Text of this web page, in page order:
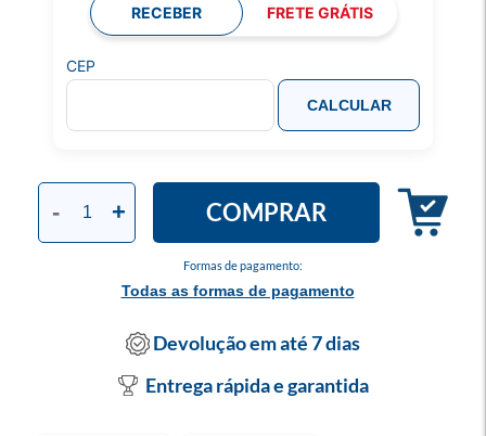
Formas de pagamento:
Todas as formas de pagamento
- + COMPRAR
RECEBER FRETE GRÁTIS
CEP
CALCULAR
Devolução em até 7 dias
Entrega rápida e garantida